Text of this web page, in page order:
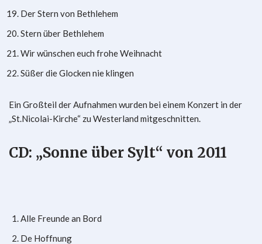
Der Stern von Bethlehem
Stern über Bethlehem
Wir wünschen euch frohe Weihnacht
Süßer die Glocken nie klingen
Ein Großteil der Aufnahmen wurden bei einem Konzert in der
„St.Nicolai-Kirche“ zu Westerland mitgeschnitten.
CD: „Sonne über Sylt“ von 2011
Alle Freunde an Bord
De Hoffnung